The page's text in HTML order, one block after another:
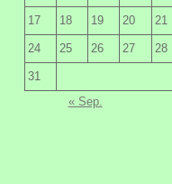
17 18 19 20 21
24 25 26 27 28
31
« Sep.